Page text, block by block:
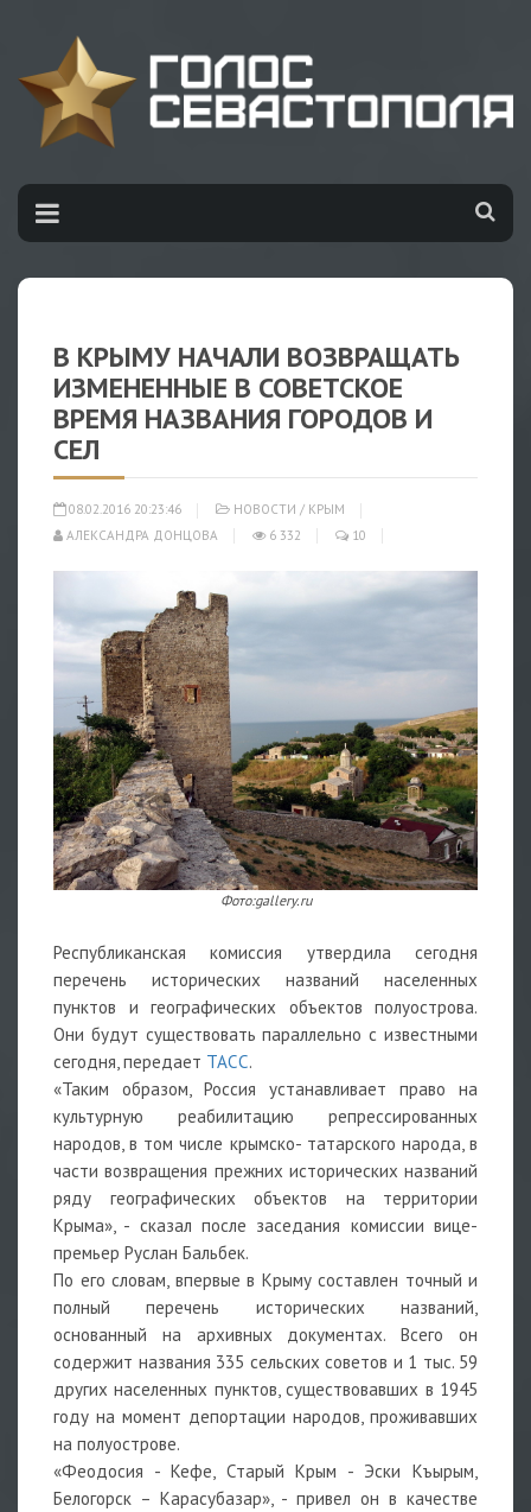
В КРЫМУ НАЧАЛИ ВОЗВРАЩАТЬ
ИЗМЕНЕННЫЕ В СОВЕТСКОЕ
ВРЕМЯ НАЗВАНИЯ ГОРОДОВ И
СЕЛ
08.02.2016 20:23:46 НОВОСТИ / КРЫМ
АЛЕКСАНДРА ДОНЦОВА
6 332 10
Фото:gallery.ru
Республиканская комиссия утвердила сегодня
перечень исторических названий населенных
пунктов и географических объектов полуострова.
Они будут существовать параллельно с известными
сегодня, передает ТАСС.
«Таким образом, Россия устанавливает право на
культурную реабилитацию репрессированных
народов, в том числе крымско- татарского народа, в
части возвращения прежних исторических названий
ряду географических объектов на территории
Крыма», - сказал после заседания комиссии вице-
премьер Руслан Бальбек.
По его словам, впервые в Крыму составлен точный и
полный перечень исторических названий,
основанный на архивных документах. Всего он
содержит названия 335 сельских советов и 1 тыс. 59
других населенных пунктов, существовавших в 1945
году на момент депортации народов, проживавших
на полуострове.
«Феодосия - Кефе, Старый Крым - Эски Къырым,
Белогорск – Карасубазар», - привел он в качестве